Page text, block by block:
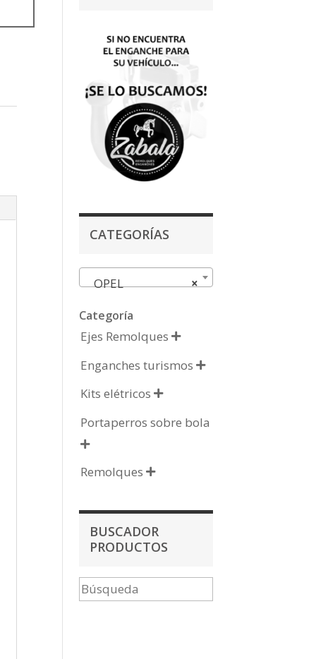
CATEGORÍAS
×
OPEL
Categoría
Ejes Remolques 
Enganches turismos 
Kits elétricos 
Portaperros sobre bola

Remolques 
BUSCADOR
PRODUCTOS